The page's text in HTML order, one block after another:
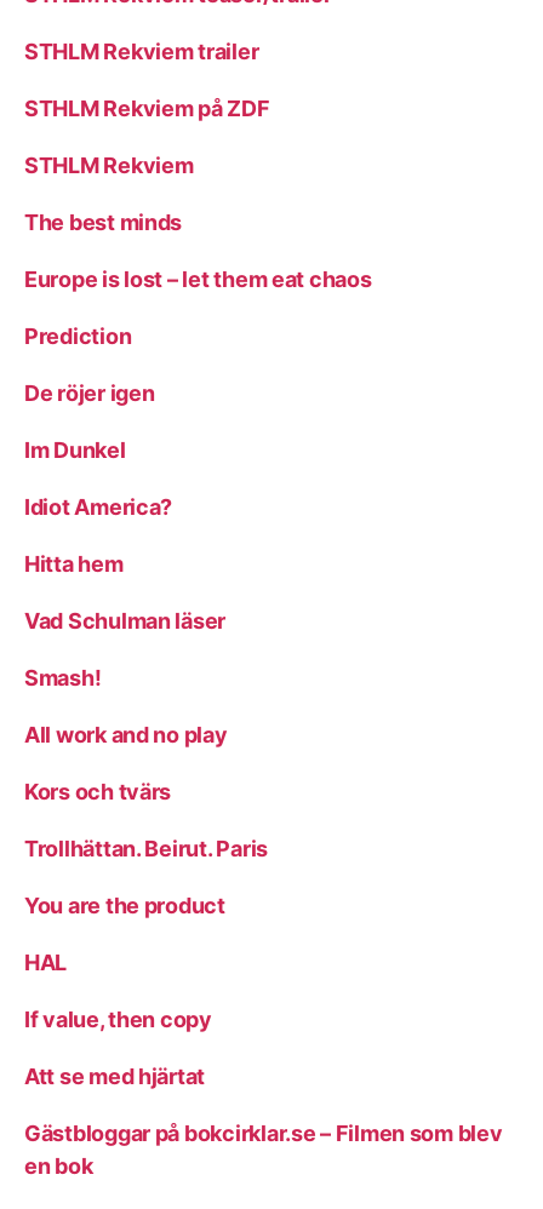
STHLM Rekviem trailer
STHLM Rekviem på ZDF
STHLM Rekviem
The best minds
Europe is lost – let them eat chaos
Prediction
De röjer igen
Im Dunkel
Idiot America?
Hitta hem
Vad Schulman läser
Smash!
All work and no play
Kors och tvärs
Trollhättan. Beirut. Paris
You are the product
HAL
If value, then copy
Att se med hjärtat
Gästbloggar på bokcirklar.se – Filmen som blev
en bok